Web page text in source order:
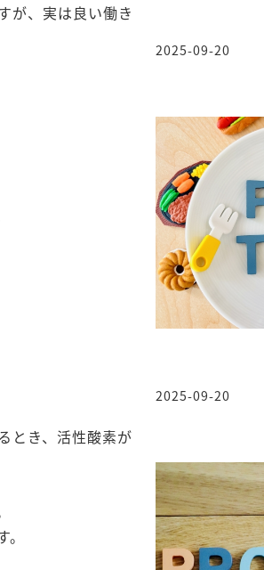
が、実は良い働き
とき、活性酸素が
投稿日
2025-09-20
投稿日
2025-09-20